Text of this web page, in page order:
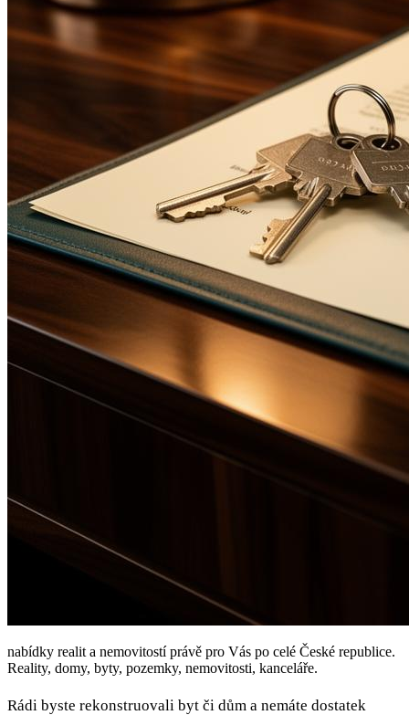
nabídky realit a nemovitostí právě pro Vás po celé České republice.
Reality, domy, byty, pozemky, nemovitosti, kanceláře.
Rádi byste rekonstruovali byt či dům a nemáte dostatek